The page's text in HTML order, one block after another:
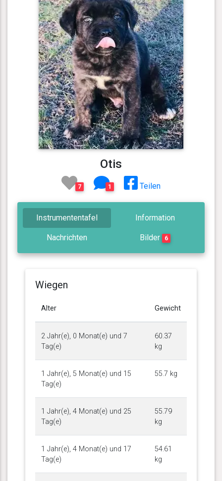
Otis
7 1 Teilen
Instrumententafel Information
Nachrichten Bilder 6
Wiegen
Alter Gewicht
2 Jahr(e), 0 Monat(e) und 7
Tag(e)
60.37
kg
1 Jahr(e), 5 Monat(e) und 15
Tag(e)
55.7 kg
1 Jahr(e), 4 Monat(e) und 25
Tag(e)
55.79
kg
1 Jahr(e), 4 Monat(e) und 17
Tag(e)
54.61
kg